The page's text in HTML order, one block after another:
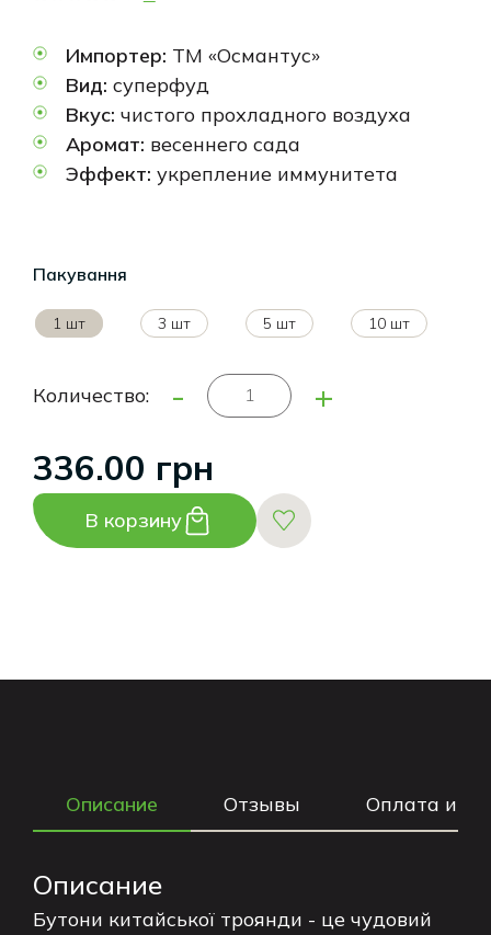
Импортер: ТМ «Османтус»
Вид: суперфуд
Вкус: чистого прохладного воздуха
Аромат: весеннего сада
Эффект: укрепление иммунитета
Пакування
1 шт 3 шт 5 шт 10 шт
Количество: - +
336.00 грн
В корзину
Описание Отзывы Оплата и
Описание
Бутони китайської троянди - це чудовий